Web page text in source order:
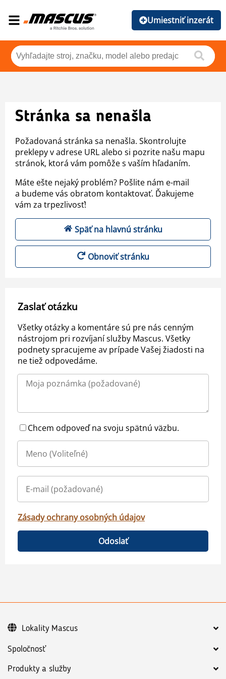
Umiestniť inzerát
Stránka sa nenašla
Požadovaná stránka sa nenašla. Skontrolujte
preklepy v adrese URL alebo si pozrite našu mapu
stránok, ktorá vám pomôže s vaším hľadaním.
Máte ešte nejaký problém? Pošlite nám e-mail
a budeme vás obratom kontaktovať. Ďakujeme
vám za trpezlivosť!
Späť na hlavnú stránku
Obnoviť stránku
Zaslať otázku
Všetky otázky a komentáre sú pre nás cenným
nástrojom pri rozvíjaní služby Mascus. Všetky
podnety spracujeme av prípade Vašej žiadosti na
ne tiež odpovedáme.
Chcem odpoveď na svoju spätnú väzbu.
Zásady ochrany osobných údajov
Odoslať
Spoločnosť
Produkty a služby
Lokality Mascus